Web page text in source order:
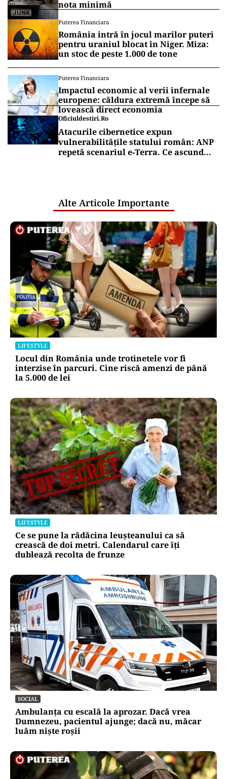
nota minimă
Puterea Financiara
România intră în jocul marilor puteri
pentru uraniul blocat în Niger. Miza:
un stoc de peste 1.000 de tone
Puterea Financiara
Impactul economic al verii infernale
europene: căldura extremă începe să
lovească direct economia
Oficiuldestiri.ro
Atacurile cibernetice expun
vulnerabilitățile statului român: ANP
repetă scenariul e‑Terra. Ce ascund
Alte Articole Importante
LIFESTYLE
Locul din România unde trotinetele vor fi
interzise în parcuri. Cine riscă amenzi de până
la 5.000 de lei
LIFESTYLE
Ce se pune la rădăcina leușteanului ca să
crească de doi metri. Calendarul care îți
dublează recolta de frunze
SOCIAL
Ambulanța cu escală la aprozar. Dacă vrea
Dumnezeu, pacientul ajunge; dacă nu, măcar
luăm niște roșii